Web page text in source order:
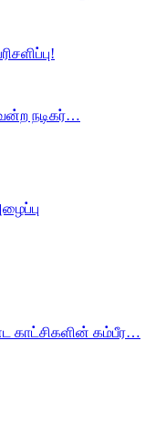
நடிகர்…
காட்சிகளின் கம்பீர…